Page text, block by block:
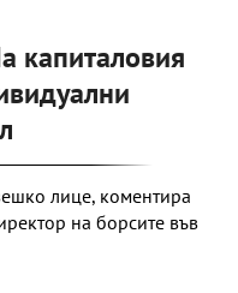
капиталовия
лице, коментира
на борсите във